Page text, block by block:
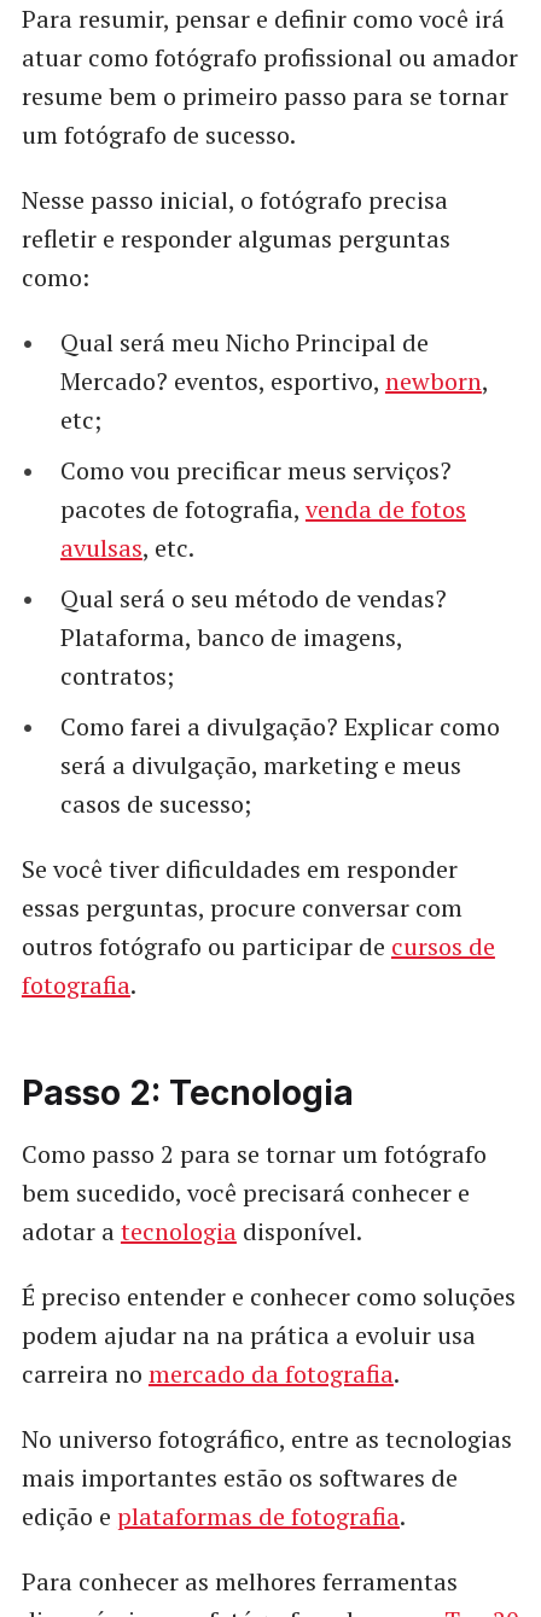
Para resumir, pensar e definir como você irá
atuar como fotógrafo profissional ou amador
resume bem o primeiro passo para se tornar
um fotógrafo de sucesso.
Nesse passo inicial, o fotógrafo precisa
refletir e responder algumas perguntas
como:
Qual será meu Nicho Principal de
Mercado? eventos, esportivo, newborn,
etc;
Como vou precificar meus serviços?
pacotes de fotografia,venda de fotos
avulsas, etc.
Qual será o seu método de vendas?
Plataforma, banco de imagens,
contratos;
Como farei a divulgação? Explicar como
será a divulgação, marketing e meus
casos de sucesso;
Se você tiver dificuldades em responder
essas perguntas, procure conversar com
outros fotógrafo ou participar de cursos de
fotografia.
Passo 2: Tecnologia
Como passo 2 para se tornar um fotógrafo
bem sucedido, você precisará conhecer e
adotar atecnologiadisponível.
É preciso entender e conhecer como soluções
podem ajudar na na prática a evoluir usa
carreira no mercado da fotografia.
No universo fotográfico, entre as tecnologias
mais importantes estão os softwares de
edição e plataformas de fotografia.
Para conhecer as melhores ferramentas